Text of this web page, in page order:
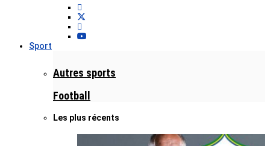
Sport
Autres sports
Football
Les plus récents